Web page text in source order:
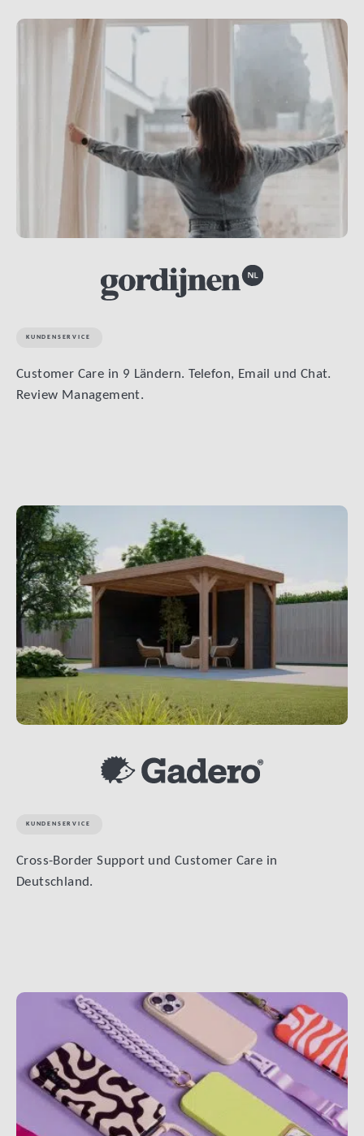
KUNDENSERVICE
Customer Care in 9 Ländern. Telefon, Email und Chat.
Review Management.
KUNDENSERVICE
Cross-Border Support und Customer Care in
Deutschland.